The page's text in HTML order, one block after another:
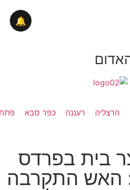
הרצליה רעננה כפר סבא
בית בפרדס
האש התקרבה
🔔